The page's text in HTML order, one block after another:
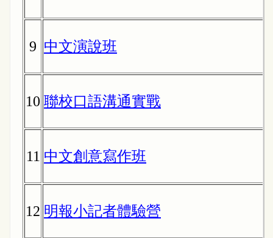
9 中文演說班
10 聯校口語溝通實戰
11 中文創意寫作班
12 明報小記者體驗營